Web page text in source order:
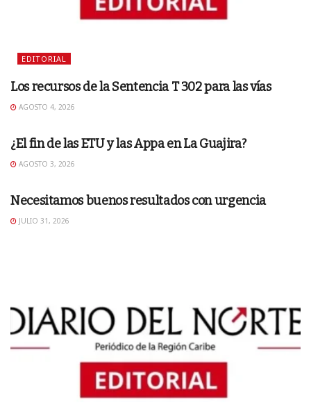
EDITORIAL
Los recursos de la Sentencia T 302 para las vías
AGOSTO 4, 2026
¿El fin de las ETU y las Appa en La Guajira?
AGOSTO 3, 2026
Necesitamos buenos resultados con urgencia
JULIO 31, 2026